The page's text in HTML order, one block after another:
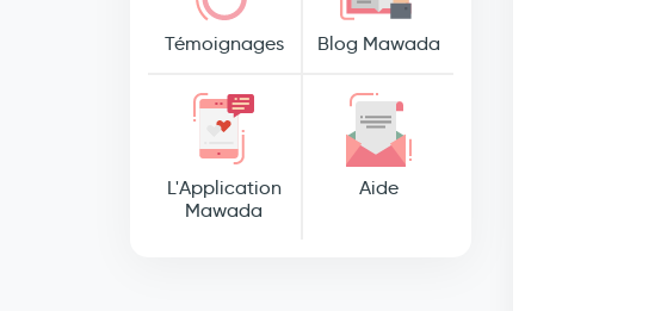
Témoignages Blog Mawada
L'Application
Mawada
Aide